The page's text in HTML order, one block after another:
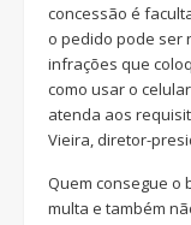
concessão é
o pedido pode ser
infrações que
como usar o
atenda aos
Vieira, diretor-
Quem consegue o
multa e também